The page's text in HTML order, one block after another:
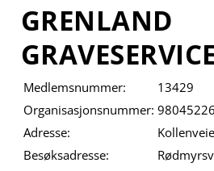
GRENLAND
Medlemsnummer:
13429
Organisasjonsnummer:
Adresse:
Besøksadresse: